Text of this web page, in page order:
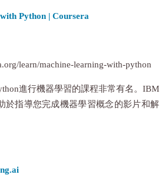
Python | Coursera
learn/machine-learning-with-python
進行機器學習的課程非常有名。IBM
於指導您完成機器學習概念的影片和解